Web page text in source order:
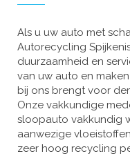
Als u uw auto met
Autorecycling
duurzaamheid en
van uw auto en
bij ons brengt voor
Onze vakkundige
sloopauto vakkundig
aanwezige
zeer hoog recycling